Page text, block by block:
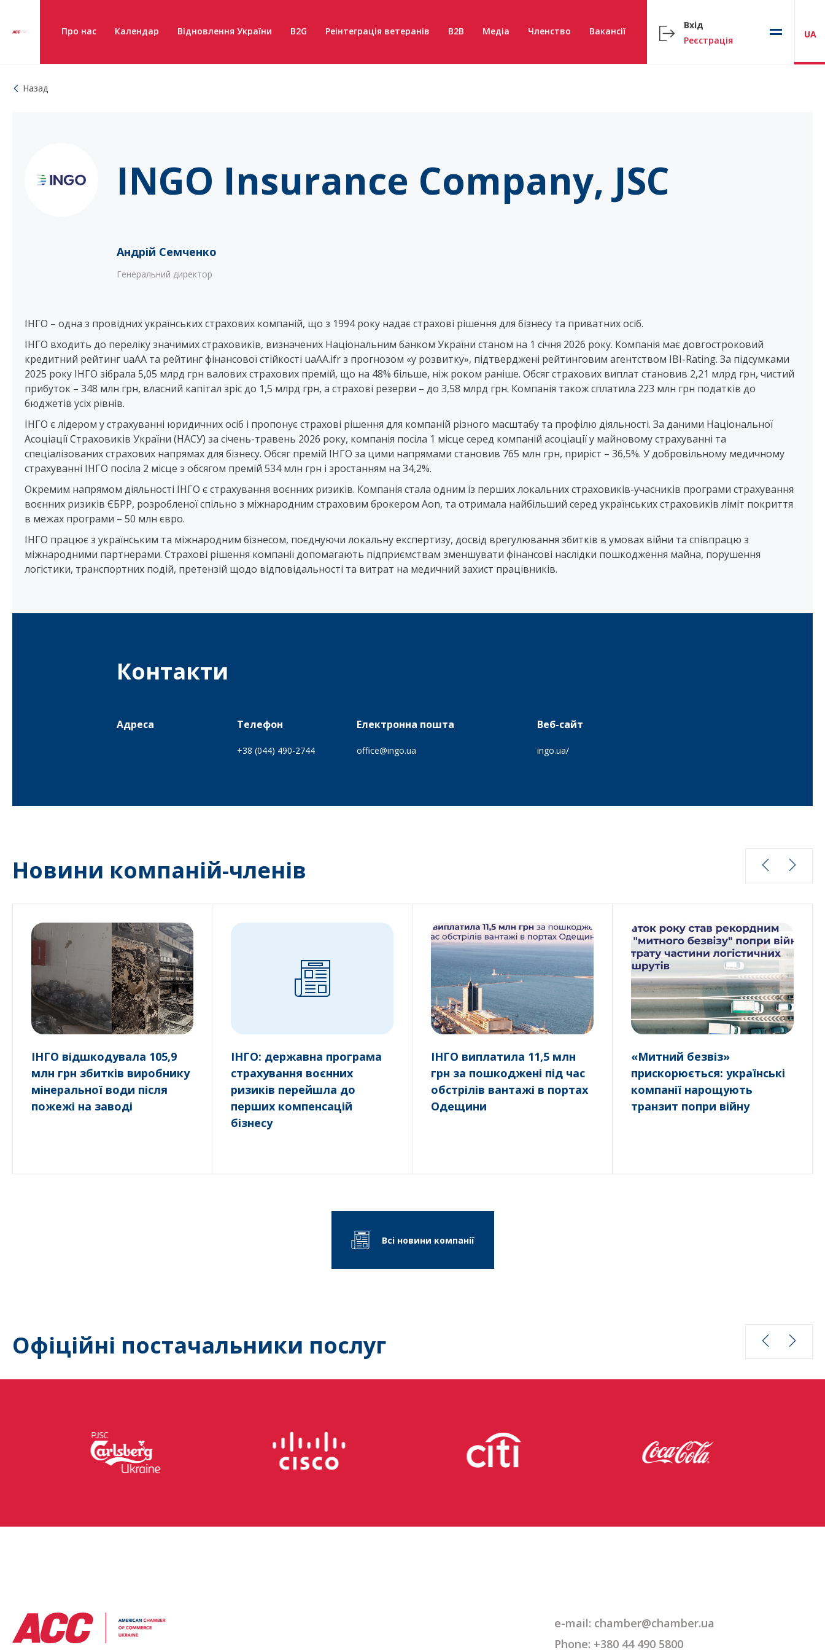
Про нас Календар Відновлення України B2G Реінтеграція ветеранів B2B Медіа Членство Вакансії
Вхід
Реєстрація
UA
Назад
INGO Insurance Company, JSC
Андрій Семченко
Генеральний директор
ІНГО – одна з провідних українських страхових компаній, що з 1994 року надає страхові рішення для бізнесу та приватних осіб.
ІНГО входить до переліку значимих страховиків, визначених Національним банком України станом на 1 січня 2026 року. Компанія має довгостроковий
кредитний рейтинг uaAA та рейтинг фінансової стійкості uaAA.ifr з прогнозом «у розвитку», підтверджені рейтинговим агентством IBI-Rating. За підсумками
2025 року ІНГО зібрала 5,05 млрд грн валових страхових премій, що на 48% більше, ніж роком раніше. Обсяг страхових виплат становив 2,21 млрд грн, чистий
прибуток – 348 млн грн, власний капітал зріс до 1,5 млрд грн, а страхові резерви – до 3,58 млрд грн. Компанія також сплатила 223 млн грн податків до
бюджетів усіх рівнів.
ІНГО є лідером у страхуванні юридичних осіб і пропонує страхові рішення для компаній різного масштабу та профілю діяльності. За даними Національної
Асоціації Страховиків України (НАСУ) за січень-травень 2026 року, компанія посіла 1 місце серед компаній асоціації у майновому страхуванні та
спеціалізованих страхових напрямах для бізнесу. Обсяг премій ІНГО за цими напрямами становив 765 млн грн, приріст – 36,5%. У добровільному медичному
страхуванні ІНГО посіла 2 місце з обсягом премій 534 млн грн і зростанням на 34,2%.
Окремим напрямом діяльності ІНГО є страхування воєнних ризиків. Компанія стала одним із перших локальних страховиків-учасників програми страхування
воєнних ризиків ЄБРР, розробленої спільно з міжнародним страховим брокером Aon, та отримала найбільший серед українських страховиків ліміт покриття
в межах програми – 50 млн євро.
ІНГО працює з українським та міжнародним бізнесом, поєднуючи локальну експертизу, досвід врегулювання збитків в умовах війни та співпрацю з
міжнародними партнерами. Страхові рішення компанії допомагають підприємствам зменшувати фінансові наслідки пошкодження майна, порушення
логістики, транспортних подій, претензій щодо відповідальності та витрат на медичний захист працівників.
Контакти
Адреса Телефон
+38 (044) 490-2744
Електронна пошта
office@ingo.ua
Веб-сайт
ingo.ua/
Новини компаній-членів
ІНГО відшкодувала 105,9
млн грн збитків виробнику
мінеральної води після
пожежі на заводі
ІНГО: державна програма
страхування воєнних
ризиків перейшла до
перших компенсацій
бізнесу
ІНГО виплатила 11,5 млн
грн за пошкоджені під час
обстрілів вантажі в портах
Одещини
«Митний безвіз»
прискорюється: українські
компанії нарощують
транзит попри війну
Всі новини компанії
Офіційні постачальники послуг
e-mail: chamber@chamber.ua
Phone: +380 44 490 5800